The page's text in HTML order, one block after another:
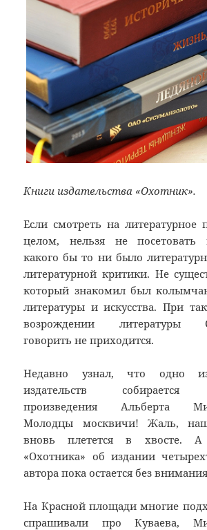
Книги издательства «Охотник».
Если смотреть на литературное
целом, нельзя не посетовать
какого бы то ни было
литературной критики. Не
который знакомил был
литературы и искусства. При
возрождении литературы
говорить не приходится.
Недавно узнал, что одно
издательств собирается
произведения Альберта
Молодцы москвичи! Жаль,
вновь плетется в хвосте. А
«Охотника» об издании
автора пока остается без
На Красной площади многие
спрашивали про Куваева,